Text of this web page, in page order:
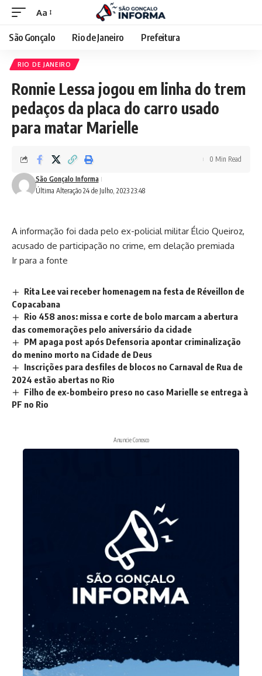
Aa
São Gonçalo Rio de Janeiro Prefeitura
RIO DE JANEIRO
Ronnie Lessa jogou em linha do trem
pedaços da placa do carro usado
para matar Marielle
Última Alteração 24 de Julho, 2023 23:48
São Gonçalo Informa
0 Min Read
A informação foi dada pelo ex-policial militar Élcio Queiroz,
acusado de participação no crime, em delação premiada
Ir para a fonte
Rita Lee vai receber homenagem na festa de Réveillon de
Copacabana
Rio 458 anos: missa e corte de bolo marcam a abertura
das comemorações pelo aniversário da cidade
PM apaga post após Defensoria apontar criminalização
do menino morto na Cidade de Deus
Inscrições para desfiles de blocos no Carnaval de Rua de
2024 estão abertas no Rio
Filho de ex-bombeiro preso no caso Marielle se entrega à
PF no Rio
Anuncie Conosco